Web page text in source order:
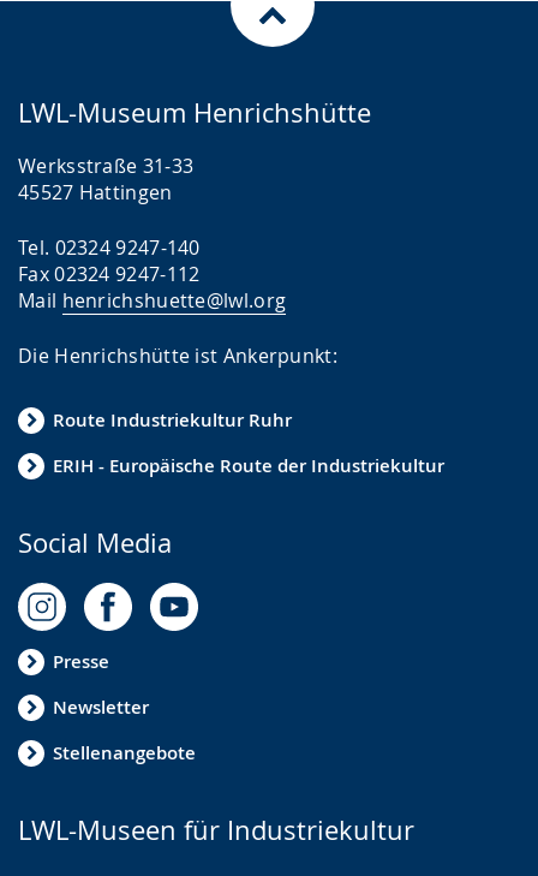
LWL-Museum Henrichshütte
Werksstraße 31-33
45527 Hattingen
Tel. 02324 9247-140
Fax 02324 9247-112
Mail henrichshuette@lwl.org
Die Henrichshütte ist Ankerpunkt:
Route Industriekultur Ruhr
ERIH - Europäische Route der Industriekultur
Social Media
Presse
Newsletter
Stellenangebote
LWL-Museen für Industriekultur